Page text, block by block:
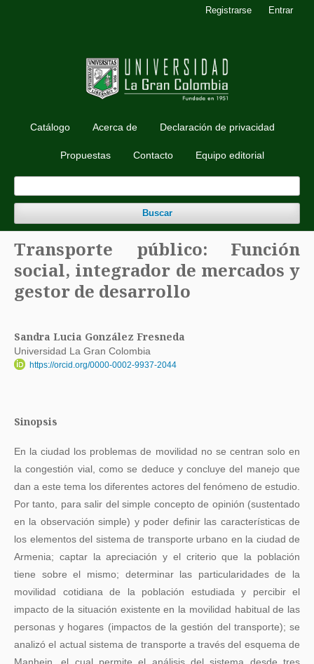
Catálogo Acerca de Declaración de privacidad
Propuestas Contacto Equipo editorial
Buscar
Registrarse Entrar
Transporte público: Función
social, integrador de mercados y
gestor de desarrollo
Sandra Lucia González Fresneda
Universidad La Gran Colombia
https://orcid.org/0000-0002-9937-2044
Sinopsis
En la ciudad los problemas de movilidad no se centran solo en
la congestión vial, como se deduce y concluye del manejo que
dan a este tema los diferentes actores del fenómeno de estudio.
Por tanto, para salir del simple concepto de opinión (sustentado
en la observación simple) y poder definir las características de
los elementos del sistema de transporte urbano en la ciudad de
Armenia; captar la apreciación y el criterio que la población
tiene sobre el mismo; determinar las particularidades de la
movilidad cotidiana de la población estudiada y percibir el
impacto de la situación existente en la movilidad habitual de las
personas y hogares (impactos de la gestión del transporte); se
analizó el actual sistema de transporte a través del esquema de